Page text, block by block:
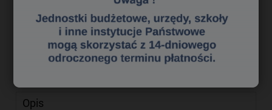
Producent:
Kod produktu:
pr 3340258
zapytaj o produkt
poleć znajomemu
Opis